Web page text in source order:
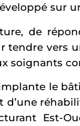
sur
de
tendre vers
soignants
le
d’une
Est-